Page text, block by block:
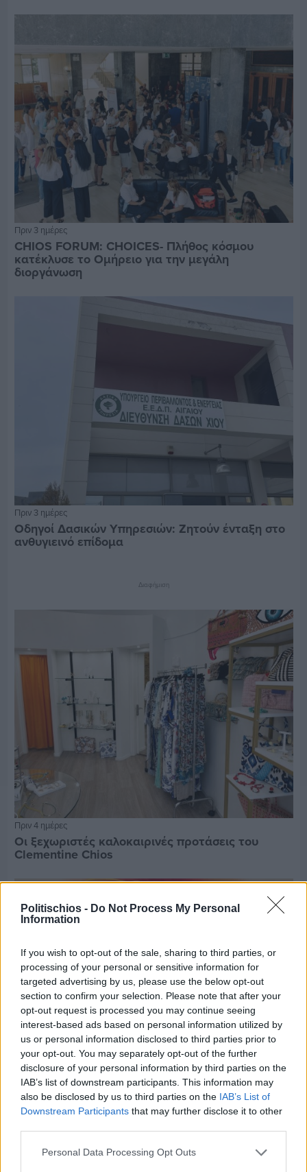
Politischios - Do Not Process My Personal
Information
If you wish to opt-out of the sale, sharing to third parties, or
processing of your personal or sensitive information for
targeted advertising by us, please use the below opt-out
section to confirm your selection. Please note that after your
opt-out request is processed you may continue seeing
interest-based ads based on personal information utilized by
us or personal information disclosed to third parties prior to
your opt-out. You may separately opt-out of the further
disclosure of your personal information by third parties on the
IAB’s list of downstream participants. This information may
also be disclosed by us to third parties on the IAB’s List of
Downstream Participants that may further disclose it to other
Personal Data Processing Opt Outs
Πριν 3 ημέρες
CHIOS FORUM: CHOICES- Πλήθος κόσμου
κατέκλυσε το Ομήρειο για την μεγάλη
διοργάνωση
Πριν 3 ημέρες
Οδηγοί Δασικών Υπηρεσιών: Ζητούν ένταξη στο
ανθυγιεινό επίδομα
Διαφήμιση
Πριν 4 ημέρες
Οι ξεχωριστές καλοκαιρινές προτάσεις του
Clementine Chios
Πριν 4 ημέρες
Παραμονή Δεκαπενταύγουστου με μεγάλο